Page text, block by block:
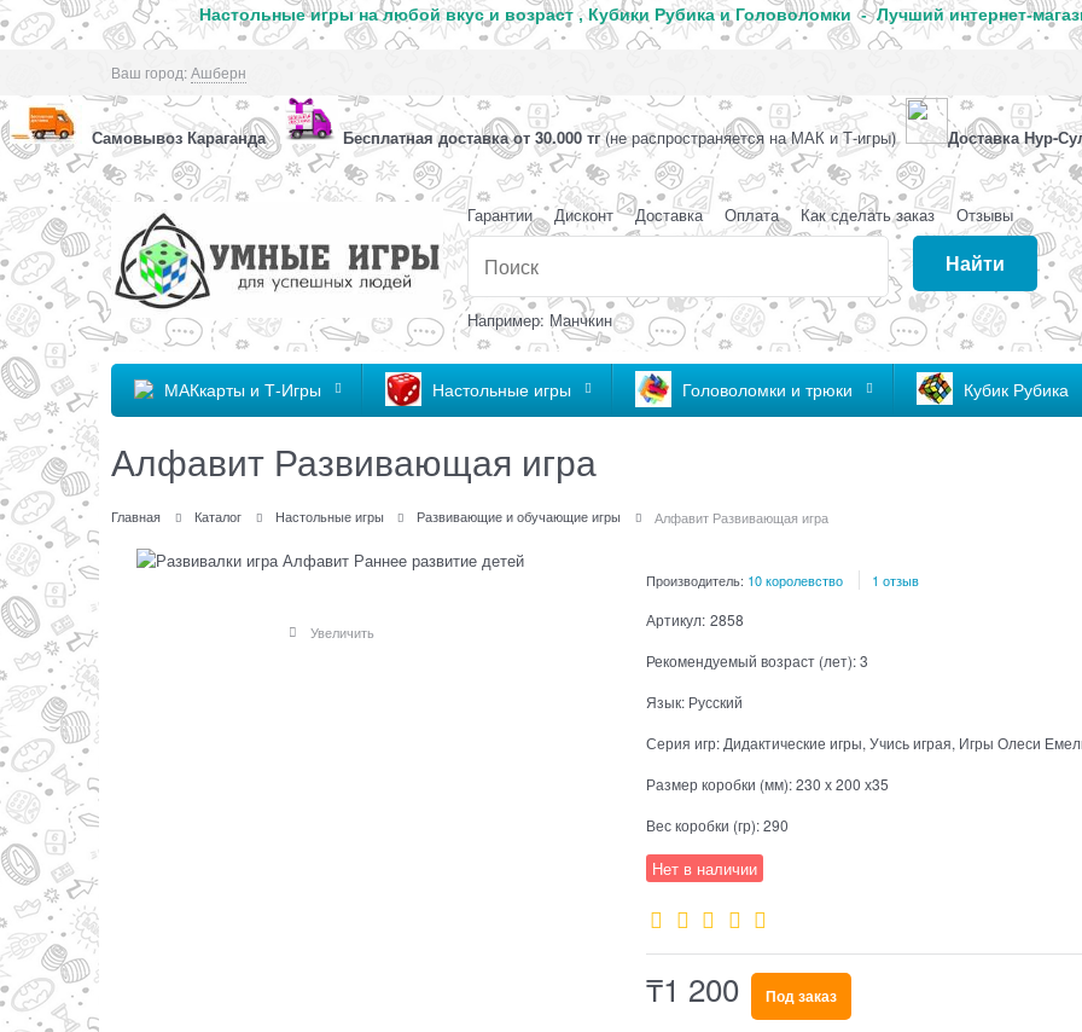
Настольные игры на любой вкус и возраст , Кубики Рубика и Головоломки - Лучший интернет-
Ваш город:Ашберн
Самовывоз Караганда Бесплатная доставка от 30.000 тг(не распространяется на МАК и Т-игры) Доставка Нур-
Гарантии Дисконт Доставка Оплата Как сделать заказ Отзывы
Найти
Например: Манчкин
МАКкарты и Т-Игры Настольные игры Головоломки и трюки Кубик Рубика
Алфавит Развивающая игра
Главная Каталог Настольные игры Развивающие и обучающие игры Алфавит Развивающая игра
Увеличить
Производитель: 10 королевство 1 отзыв
Артикул: 2858
Рекомендуемый возраст (лет):3
Язык: Русский
Серия игр: Дидактические игры, Учись играя, Игры Олеси
Размер коробки (мм):230 х 200 х35
Вес коробки (гр):290
Нет в наличии
₸1 200 Под заказ